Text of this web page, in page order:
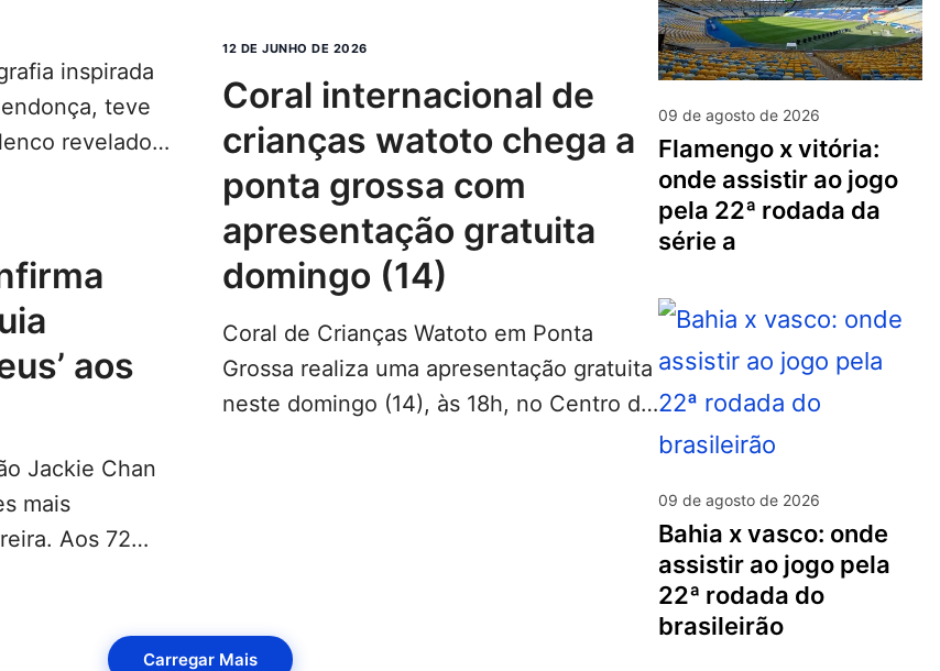
inspirada
teve
revelados
aos
Jackie Chan
mais
Aos 72
12 DE JUNHO DE 2026
coral internacional de
crianças watoto chega a
ponta grossa com
apresentação gratuita
domingo (14)
Coral de Crianças Watoto em Ponta
Grossa realiza uma apresentação gratuita
neste domingo (14), às 18h, no Centro de
Carregar Mais
09 de agosto de 2026
flamengo x vitória:
onde assistir ao jogo
pela 22ª rodada da
série a
09 de agosto de 2026
bahia x vasco: onde
assistir ao jogo pela
22ª rodada do
brasileirão